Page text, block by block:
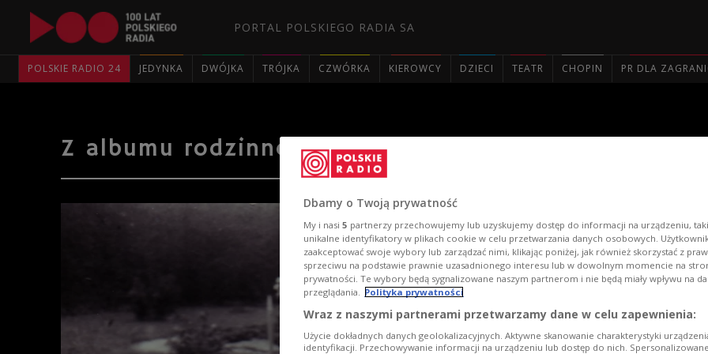
PORTAL POLSKIEGO RADIA SA
POLSKIE RADIO 24 JEDYNKA DWÓJKA TRÓJKA CZWÓRKA KIEROWCY DZIECI TEATR CHOPIN PR DLA
Z albumu rodzinnego
Dbamy o Twoją prywatność
My i nasi 5 partnerzy przechowujemy lub uzyskujemy dostęp do informacji na urządzeniu,
unikalne identyfikatory w plikach cookie w celu przetwarzania danych osobowych.
zaakceptować swoje wybory lub zarządzać nimi, klikając poniżej, jak również skorzystać z
sprzeciwu na podstawie prawnie uzasadnionego interesu lub w dowolnym momencie na
prywatności. Te wybory będą sygnalizowane naszym partnerom i nie będą miały wpływu na
przeglądania. Polityka prywatności
Wraz z naszymi partnerami przetwarzamy dane w celu zapewnienia:
Użycie dokładnych danych geolokalizacyjnych. Aktywne skanowanie charakterystyki
identyfikacji. Przechowywanie informacji na urządzeniu lub dostęp do nich.